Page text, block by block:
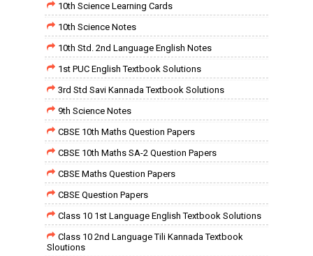
10th Science Learning Cards
10th Science Notes
10th Std. 2nd Language English Notes
1st PUC English Textbook Solutions
3rd Std Savi Kannada Textbook Solutions
9th Science Notes
CBSE 10th Maths Question Papers
CBSE 10th Maths SA-2 Question Papers
CBSE Maths Question Papers
CBSE Question Papers
Class 10 1st Language English Textbook Solutions
Class 10 2nd Language Tili Kannada Textbook
Sloutions